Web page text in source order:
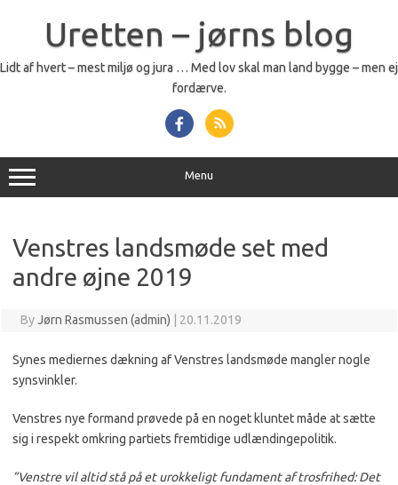
Uretten – jørns blog
Lidt af hvert – mest miljø og jura … Med lov skal man land bygge – men ej
fordærve.
Menu
Venstres landsmøde set med
andre øjne 2019
ByJørn Rasmussen (admin) 20.11.2019
Synes mediernes dækning af Venstres landsmøde mangler nogle
synsvinkler.
Venstres nye formand prøvede på en noget kluntet måde at sætte
sig i respekt omkring partiets fremtidige udlændingepolitik.
”Venstre vil altid stå på et urokkeligt fundament af trosfrihed: Det